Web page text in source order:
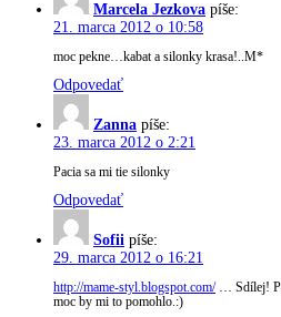
Marcela Jezkova píše:
21. marca 2012 o 10:58
moc pekne…kabat a silonky krasa!..M*
Odpovedať
Zanna píše:
23. marca 2012 o 2:21
Pacia sa mi tie silonky
Odpovedať
Sofii píše:
29. marca 2012 o 16:21
http://mame-styl.blogspot.com/… Sdílej!
moc by mi to pomohlo.:)